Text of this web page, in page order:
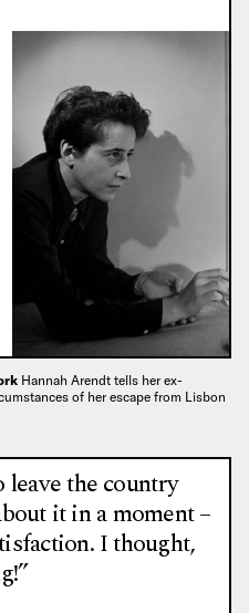
Hannah Arendt tells her ex-
of her escape from Lisbon
leave the country
it in a moment –
I thought,